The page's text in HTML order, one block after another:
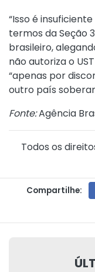
“Isso é
termos da Seção
brasileiro,
não autoriza o
“apenas por
outro país
Fonte:Agência
Todos os
Compartilhe: